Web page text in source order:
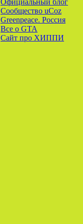
Официальный блог
Сообщество uCoz
Greenpeace. Россия
Все o GTA
Сайт про ХИППИ